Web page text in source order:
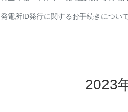
発電所ID発行に関するお手続きについて
2023